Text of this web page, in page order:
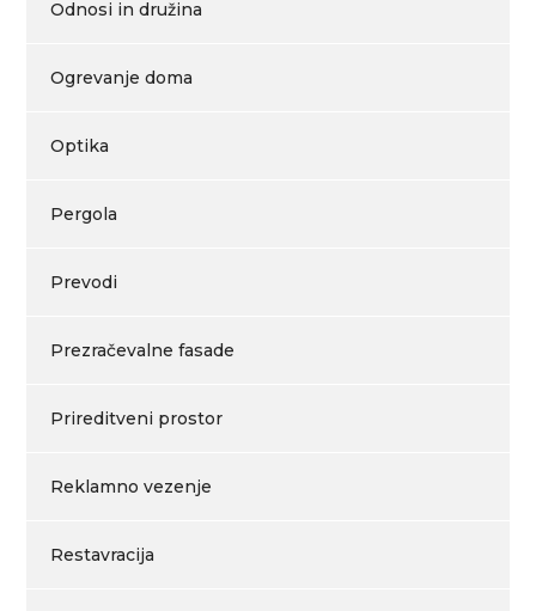
Odnosi in družina
Ogrevanje doma
Optika
Pergola
Prevodi
Prezračevalne fasade
Prireditveni prostor
Reklamno vezenje
Restavracija